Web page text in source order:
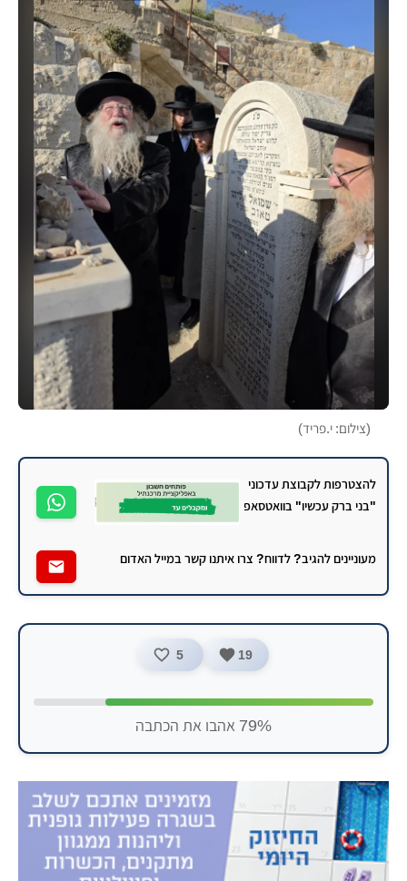
(צילום: י.פריד)
להצטרפות לקבוצת עדכוני
"בני ברק עכשיו" בוואטסאפ
מעוניינים להגיב? לדווח? צרו איתנו קשר במייל האדום
19
5
79% אהבו את הכתבה